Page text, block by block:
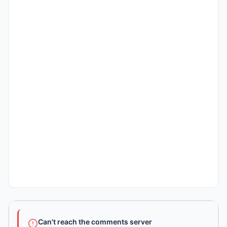
Can't reach the comments server